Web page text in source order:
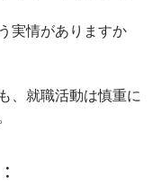
実情がありますか
、就職活動は慎重に